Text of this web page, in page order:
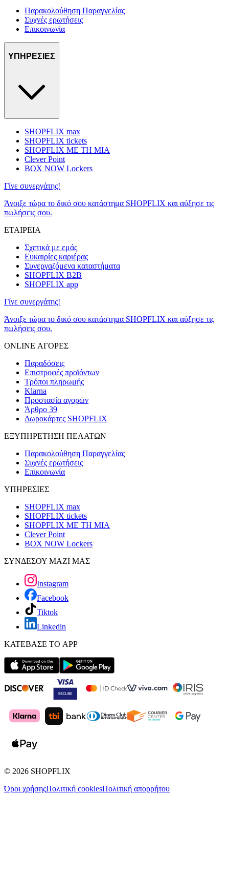
Παρακολούθηση Παραγγελίας
Συχνές ερωτήσεις
Επικοινωνία
ΥΠΗΡΕΣΙΕΣ
SHOPFLIX max
SHOPFLIX tickets
SHOPFLIX ΜΕ ΤΗ ΜΙΑ
Clever Point
BOX NOW Lockers
Γίνε συνεργάτης!
Άνοιξε τώρα το δικό σου κατάστημα SHOPFLIX και αύξησε τις
πωλήσεις σου.
ΕΤΑΙΡΕΙΑ
Σχετικά με εμάς
Ευκαιρίες καριέρας
Συνεργαζόμενα καταστήματα
SHOPFLIX B2B
SHOPFLIX app
Γίνε συνεργάτης!
Άνοιξε τώρα το δικό σου κατάστημα SHOPFLIX και αύξησε τις
πωλήσεις σου.
ONLINE ΑΓΟΡΕΣ
Παραδόσεις
Επιστροφές προϊόντων
Τρόποι πληρωμής
Klarna
Προστασία αγορών
Άρθρο 39
Δωροκάρτες SHOPFLIX
ΕΞΥΠΗΡΕΤΗΣΗ ΠΕΛΑΤΩΝ
Παρακολούθηση Παραγγελίας
Συχνές ερωτήσεις
Επικοινωνία
ΥΠΗΡΕΣΙΕΣ
SHOPFLIX max
SHOPFLIX tickets
SHOPFLIX ΜΕ ΤΗ ΜΙΑ
Clever Point
BOX NOW Lockers
ΣΥΝΔΕΣΟΥ ΜΑΖΙ ΜΑΣ
Instagram
Facebook
Tiktok
Linkedin
ΚΑΤΕΒΑΣΕ ΤΟ APP
© 2026 SHOPFLIX
Όροι χρήσηςΠολιτική cookiesΠολιτική απορρήτου